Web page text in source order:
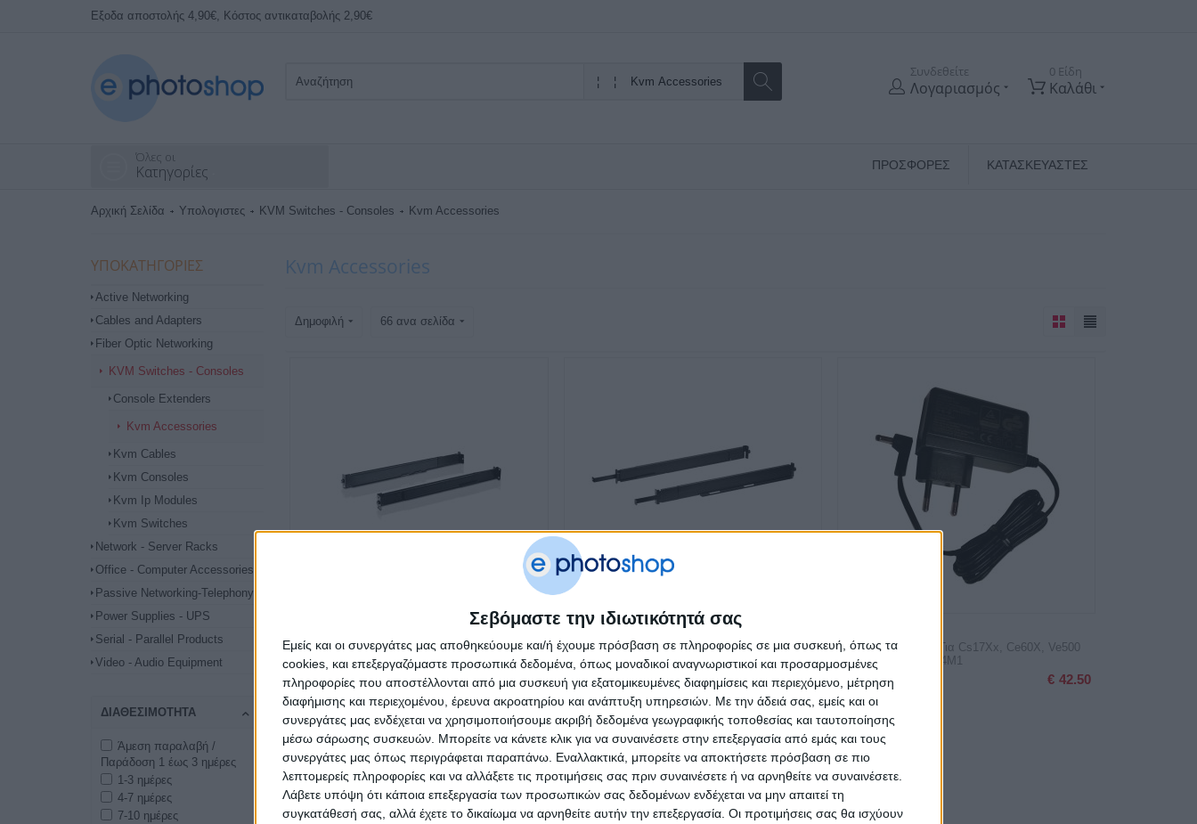
Σεβόμαστε την ιδιωτικότητά σας
Εμείς και οι συνεργάτες μας αποθηκεύουμε και/ή έχουμε πρόσβαση σε πληροφορίες σε μια συσκευή, όπως τα
cookies, και επεξεργαζόμαστε προσωπικά δεδομένα, όπως μοναδικοί αναγνωριστικοί και προσαρμοσμένες
πληροφορίες που αποστέλλονται από μια συσκευή για εξατομικευμένες διαφημίσεις και περιεχόμενο, μέτρηση
διαφήμισης και περιεχομένου, έρευνα ακροατηρίου και ανάπτυξη υπηρεσιών. Με την άδειά σας, εμείς και οι
συνεργάτες μας ενδέχεται να χρησιμοποιήσουμε ακριβή δεδομένα γεωγραφικής τοποθεσίας και ταυτοποίησης
μέσω σάρωσης συσκευών. Μπορείτε να κάνετε κλικ για να συναινέσετε στην επεξεργασία από εμάς και τους
συνεργάτες μας όπως περιγράφεται παραπάνω. Εναλλακτικά, μπορείτε να αποκτήσετε πρόσβαση σε πιο
λεπτομερείς πληροφορίες και να αλλάξετε τις προτιμήσεις σας πριν συναινέσετε ή να αρνηθείτε να συναινέσετε.
Λάβετε υπόψη ότι κάποια επεξεργασία των προσωπικών σας δεδομένων ενδέχεται να μην απαιτεί τη
συγκατάθεσή σας, αλλά έχετε το δικαίωμα να αρνηθείτε αυτήν την επεξεργασία. Οι προτιμήσεις σας θα ισχύουν
Εξοδα αποστολής 4,90€, Κόστος αντικαταβολής 2,90€
Συνδεθείτε
Λογαριασμός
0 Είδη
Καλάθι
Όλες οι
Κατηγορίες ΠΡΟΣΦΟΡΕΣ ΚΑΤΑΣΚΕΥΑΣΤΈΣ
Αρχική Σελίδα Υπολογιστες KVM Switches - Consoles Kvm Accessories
ΥΠΟΚΑΤΗΓΟΡΊΕΣ
Active Networking
Cables and Adapters
Fiber Optic Networking
KVM Switches - Consoles
Console Extenders
Kvm Accessories
Kvm Cables
Kvm Consoles
Kvm Ip Modules
Kvm Switches
Network - Server Racks
Office - Computer Accessories
Passive Networking-Telephony
Power Supplies - UPS
Serial - Parallel Products
Video - Audio Equipment
ΔΙΑΘΕΣΙΜΌΤΗΤΑ
Άμεση παραλαβή /
Παράδοση 1 έως 3 ημέρες
1-3 ημέρες
4-7 ημέρες
7-10 ημέρες
Kvm Accessories
Δημοφιλή 66 ανα σελίδα
Rail Kit For Lcd Kvm Console Aten 2X-011G
€ 66.30
Rack Mount Kit Module Easy Short Aten 2K-
0005
€ 233.00
Μετασχηματιστης Για Cs17Xx, Ce60X, Ve500
Aten 0AD8-1605-24M1
€ 42.50